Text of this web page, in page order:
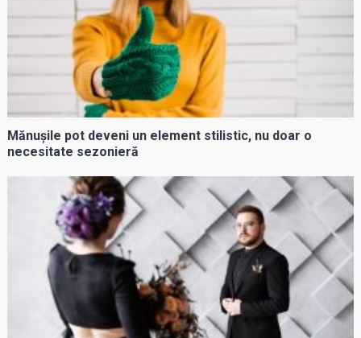
Mănușile pot deveni un element stilistic, nu doar o
necesitate sezonieră